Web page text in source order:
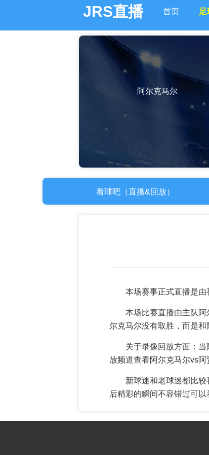
JRS直播 首页
阿尔克马尔
看球吧（直播&回放）
本场赛事正式直播是由
本场比赛直播由主队
尔克马尔没有取胜，而是和
关于录像回放方面：
放频道查看阿尔克马尔vs阿
新球迷和老球迷都比
后精彩的瞬间不容错过可